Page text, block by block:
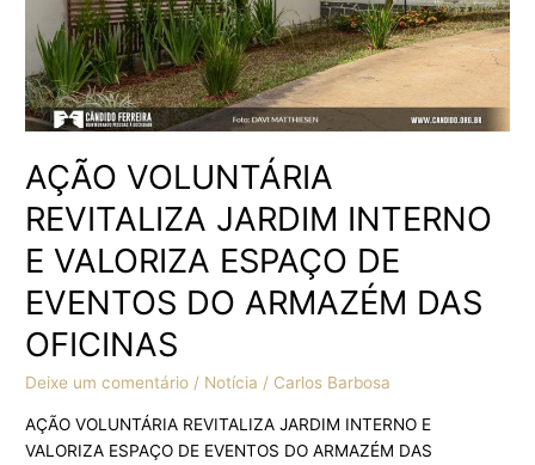
AÇÃO VOLUNTÁRIA
REVITALIZA JARDIM INTERNO
E VALORIZA ESPAÇO DE
EVENTOS DO ARMAZÉM DAS
OFICINAS
Deixe um comentário / Notícia / Carlos Barbosa
AÇÃO VOLUNTÁRIA REVITALIZA JARDIM INTERNO E
VALORIZA ESPAÇO DE EVENTOS DO ARMAZÉM DAS
EVENTOS
DO
ARMAZÉM
DAS